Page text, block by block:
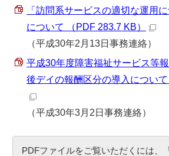
「訪問系サービスの適切な運用
について （PDF 283.7 KB）
（平成30年2月13日事務連絡）
平成30年度障害福祉サービス等
後デイの報酬区分の導入について
（平成30年3月2日事務連絡）
PDFファイルをご覧いただくには、